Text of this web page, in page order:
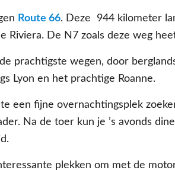
Route 66. Deze 944 kilometer
Riviera. De N7 zoals deze weg
prachtigste wegen, door
Lyon en het prachtige Roanne.
een fijne overnachtingsplek
Na de toer kun je ’s avonds
plekken om met de